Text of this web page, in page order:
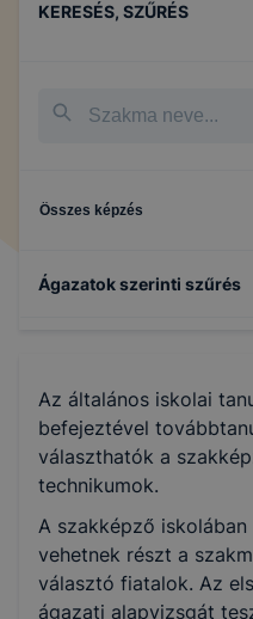
KERESÉS, SZŰRÉS
Összes képzés
Ágazatok szerinti szűrés
Gépészet
Informatika és távközlés
Kereskedelem
Az általános iskolai
befejeztével
választhatók a
technikumok.
A szakképző
vehetnek részt a
választó fiatalok. Az
ágazati alapvizsgát